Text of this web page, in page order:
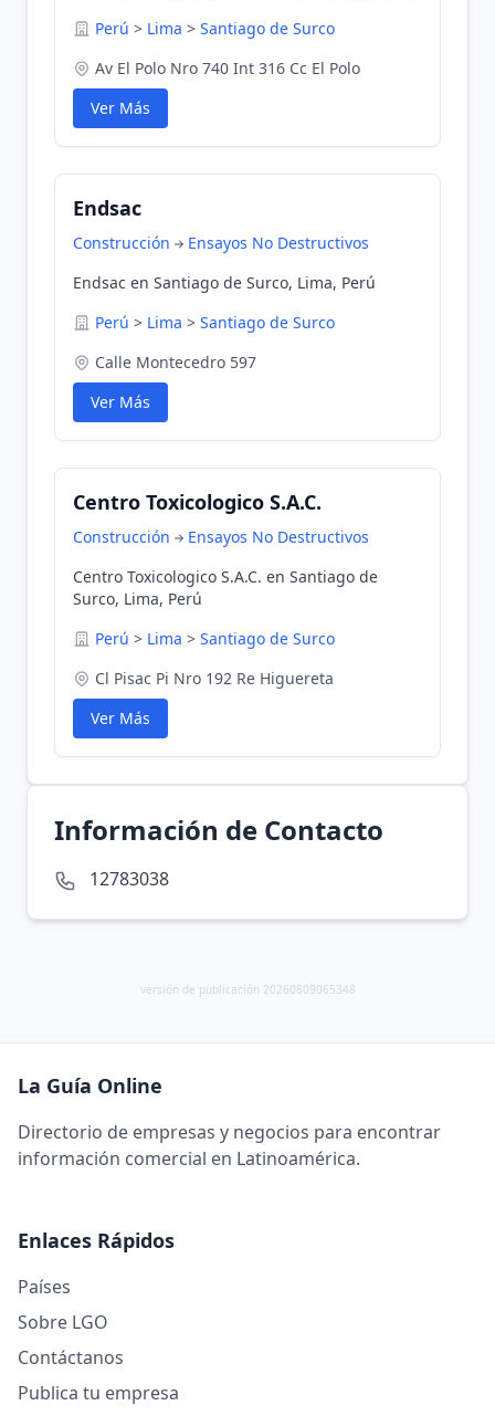
Perú > Lima > Santiago de Surco
Av El Polo Nro 740 Int 316 Cc El Polo
Ver Más
Endsac
Construcción
Ensayos No Destructivos
Endsac en Santiago de Surco, Lima, Perú
Perú > Lima > Santiago de Surco
Calle Montecedro 597
Ver Más
Centro Toxicologico S.A.C.
Construcción
Ensayos No Destructivos
Centro Toxicologico S.A.C. en Santiago de
Surco, Lima, Perú
Perú > Lima > Santiago de Surco
Cl Pisac Pi Nro 192 Re Higuereta
Ver Más
Información de Contacto
12783038
versión de publicación 20260809065348
La Guía Online
Directorio de empresas y negocios para encontrar
información comercial en Latinoamérica.
Enlaces Rápidos
Países
Sobre LGO
Contáctanos
Publica tu empresa